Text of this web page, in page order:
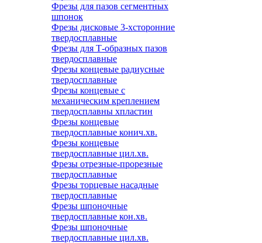
Фрезы для пазов сегментных
шпонок
Фрезы дисковые 3-хсторонние
твердосплавные
Фрезы для Т-образных пазов
твердосплавные
Фрезы концевые радиусные
твердосплавные
Фрезы концевые с
механическим креплением
твердосплавны хпластин
Фрезы концевые
твердосплавные конич.хв.
Фрезы концевые
твердосплавные цил.хв.
Фрезы отрезные-прорезные
твердосплавные
Фрезы торцевые насадные
твердосплавные
Фрезы шпоночные
твердосплавные кон.хв.
Фрезы шпоночные
твердосплавные цил.хв.